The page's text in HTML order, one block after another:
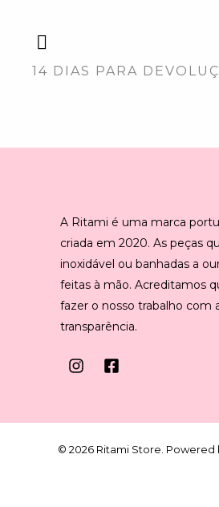
14 DIAS PARA
A Ritami é uma marca
criada em 2020. As peças
inoxidável ou banhadas a
feitas à mão. Acreditamos
fazer o nosso trabalho com
transparência.
© 2026 Ritami Store. Powered